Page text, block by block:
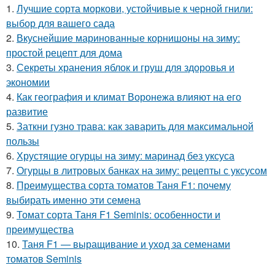
1. Лучшие сорта моркови, устойчивые к черной гнили:
выбор для вашего сада
2. Вкуснейшие маринованные корнишоны на зиму:
простой рецепт для дома
3. Секреты хранения яблок и груш для здоровья и
экономии
4. Как география и климат Воронежа влияют на его
развитие
5. Заткни гузно трава: как заварить для максимальной
пользы
6. Хрустящие огурцы на зиму: маринад без уксуса
7. Огурцы в литровых банках на зиму: рецепты с уксусом
8. Преимущества сорта томатов Таня F1: почему
выбирать именно эти семена
9. Томат сорта Таня F1 Seminis: особенности и
преимущества
10. Таня F1 — выращивание и уход за семенами
томатов Seminis